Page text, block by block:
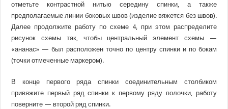
отметьте контрастной нитью середину спинки, а также
предполагаемые линии боковых швов (изделие вяжется без швов).
Далее продолжите работу по схеме 4, при этом распределите
рисунок схемы так, чтобы центральный элемент схемы —
«ананас» — был расположен точно по центру спинки и по бокам
(точки отмеченные маркером).
В конце первого ряда спинки соединительным столбиком
привяжите первый ряд спинки к первому ряду полочки, работу
поверните — второй ряд спинки.